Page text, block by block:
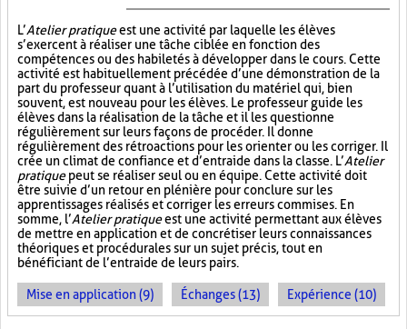
L’Atelier pratiqueest une activité par laquelle les élèves
s’exercent à réaliser une tâche ciblée en fonction des
compétences ou des habiletés à développer dans le cours. Cette
activité est habituellement précédée d’une démonstration de la
part du professeur quant à l’utilisation du matériel qui, bien
souvent, est nouveau pour les élèves. Le professeur guide les
élèves dans la réalisation de la tâche et il les questionne
régulièrement sur leurs façons de procéder. Il donne
régulièrement des rétroactions pour les orienter ou les corriger. Il
crée un climat de confiance et d’entraide dans la classe. L’Atelier
pratiquepeut se réaliser seul ou en équipe. Cette activité doit
être suivie d’un retour en plénière pour conclure sur les
apprentissages réalisés et corriger les erreurs commises. En
somme, l’Atelier pratiqueest une activité permettant aux élèves
de mettre en application et de concrétiser leurs connaissances
théoriques et procédurales sur un sujet précis, tout en
bénéficiant de l’entraide de leurs pairs.
Mise en application (9) Échanges (13) Expérience (10)